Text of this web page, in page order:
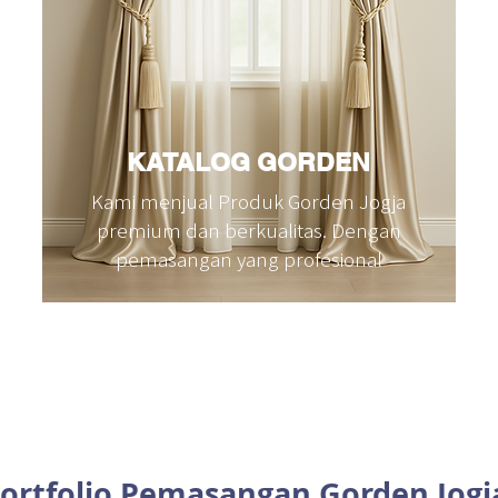
KATALOG GORDEN
Kami menjual Produk Gorden Jogja
premium dan berkualitas. Dengan
pemasangan yang profesional